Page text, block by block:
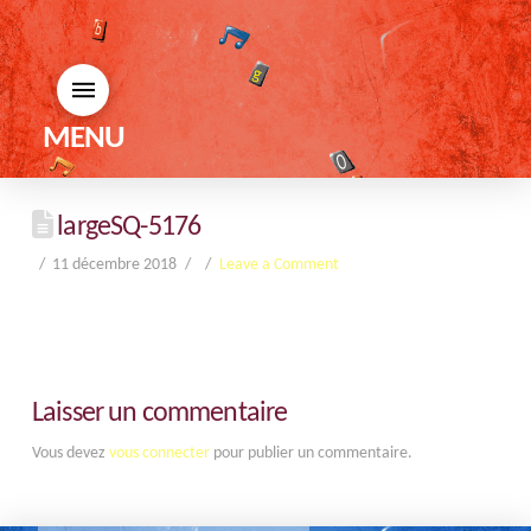
MENU
largeSQ-5176
11 décembre 2018 Leave a Comment
Laisser un commentaire
Vous devez vous connecterpour publier un commentaire.